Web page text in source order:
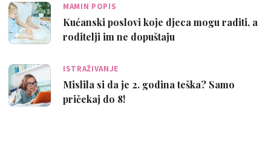
MAMIN POPIS
Kućanski poslovi koje djeca mogu raditi, a
roditelji im ne dopuštaju
ISTRAŽIVANJE
Mislila si da je 2. godina teška? Samo
pričekaj do 8!